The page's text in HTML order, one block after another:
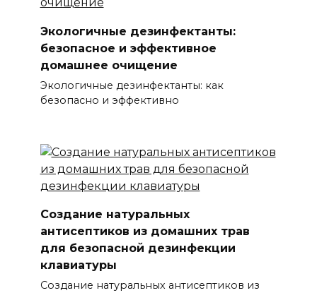
Экологичные дезинфектанты:
безопасное и эффективное
домашнее очищение
Экологичные дезинфектанты: как
безопасно и эффективно
Создание натуральных
антисептиков из домашних трав
для безопасной дезинфекции
клавиатуры
Создание натуральных антисептиков из